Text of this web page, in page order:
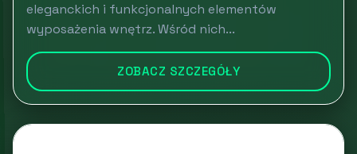
eleganckich i funkcjonalnych elementów
wyposażenia wnętrz. Wśród nich...
ZOBACZ SZCZEGÓŁY